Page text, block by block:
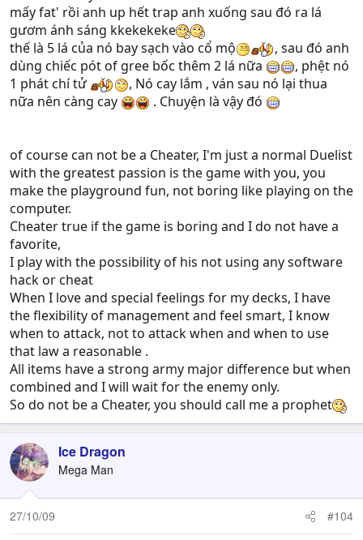
mấy fat' rồi anh up hết trap anh xuống sau đó ra lá
gươm ánh sáng kkekekeke
thế là 5 lá của nó bay sạch vào cổ mộ
, sau đó anh
dùng chiếc pót of gree bốc thêm 2 lá nữa
, phệt nó
1 phát chí tử
, Nó cay lắm , ván sau nó lại thua
nữa nên càng cay
. Chuyện là vậy đó
of course can not be a Cheater, I'm just a normal Duelist
with the greatest passion is the game with you, you
make the playground fun, not boring like playing on the
computer.
Cheater true if the game is boring and I do not have a
favorite,
I play with the possibility of his not using any software
hack or cheat
When I love and special feelings for my decks, I have
the flexibility of management and feel smart, I know
when to attack, not to attack when and when to use
that law a reasonable .
All items have a strong army major difference but when
combined and I will wait for the enemy only.
So do not be a Cheater, you should call me a prophet
Ice Dragon
Mega Man
27/10/09 #104